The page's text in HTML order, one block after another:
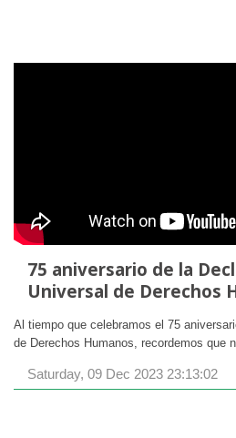
75 aniversario de la
Universal de Derechos
Al tiempo que celebramos el 75
de Derechos Humanos, recordemos que
Saturday, 09 Dec 2023 23:13:02